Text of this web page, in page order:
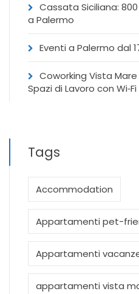
Cassata Siciliana:
a Palermo
Eventi a Palermo dal
Coworking Vista
Spazi di Lavoro con
Tags
Accommodation
Appartamenti pet-
Appartamenti
appartamenti vista